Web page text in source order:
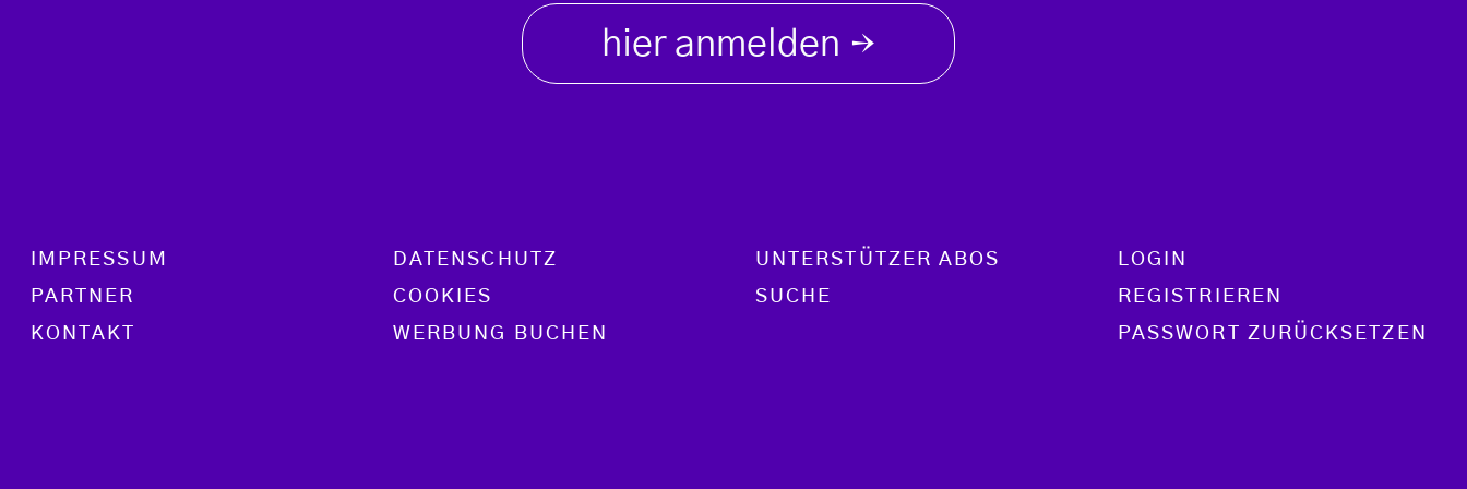
hier anmelden →
Footer menu
IMPRESSUM
PARTNER
KONTAKT
DATENSCHUTZ
COOKIES
WERBUNG BUCHEN
UNTERSTÜTZER ABOS
SUCHE
LOGIN
REGISTRIEREN
PASSWORT ZURÜCKSETZEN